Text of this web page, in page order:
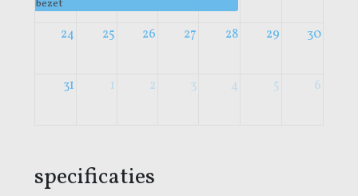
bezet
24 25 26 27 28 29 30
31 1 2 3 4 5 6
specificaties